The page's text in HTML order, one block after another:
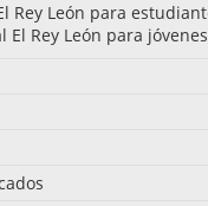
Rey León para
El Rey León para jóvenes